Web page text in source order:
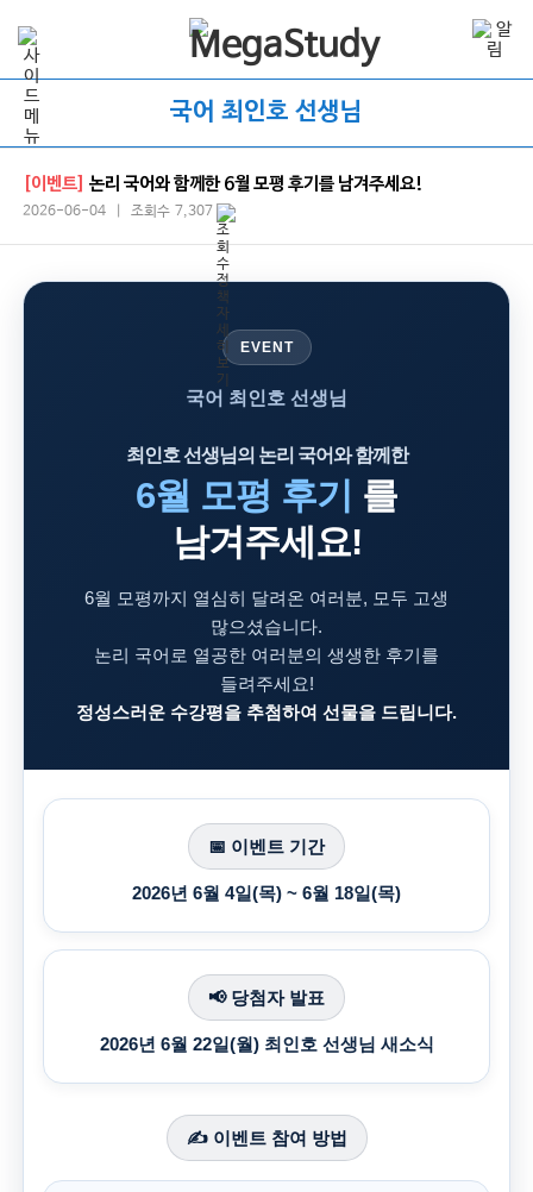
국어 최인호 선생님
[이벤트] 논리 국어와 함께한 6월 모평 후기를 남겨주세요!
2026-06-04 | 조회수 7,307
EVENT
국어 최인호 선생님
최인호 선생님의 논리 국어와 함께한
6월 모평 후기 를
남겨주세요!
6월 모평까지 열심히 달려온 여러분, 모두 고생
많으셨습니다.
논리 국어로 열공한 여러분의 생생한 후기를
들려주세요!
정성스러운 수강평을 추첨하여 선물을 드립니다.
📅 이벤트 기간
2026년 6월 4일(목) ~ 6월 18일(목)
📢 당첨자 발표
2026년 6월 22일(월) 최인호 선생님 새소식
✍️ 이벤트 참여 방법